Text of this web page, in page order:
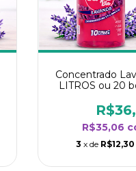
Concentrado
LITROS ou 20
-
R$35,06
3 x de R$12,30